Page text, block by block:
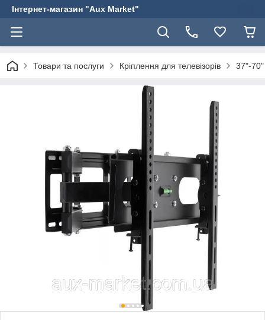
Інтернет-магазин "Aux Market"
Товари та послуги Кріплення для телевізорів 37"-70"